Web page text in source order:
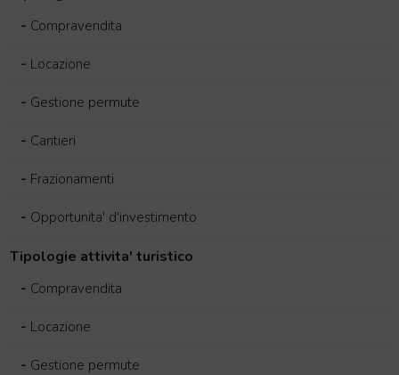
- Compravendita
- Locazione
- Gestione permute
- Cantieri
- Frazionamenti
- Opportunita' d'investimento
Tipologie attivita' turistico
- Compravendita
- Locazione
- Gestione permute